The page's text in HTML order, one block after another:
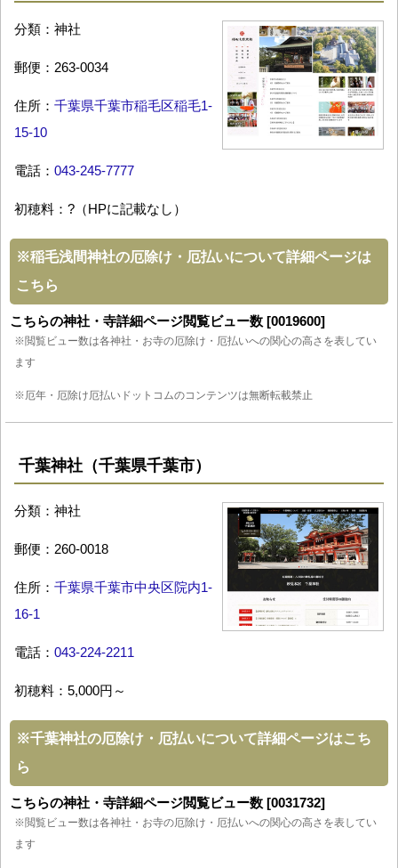
分類：神社
郵便：263-0034
住所： 千葉県千葉市稲毛区稲毛1-
15-10
電話： 043-245-7777
初穂料：?（HPに記載なし）
※稲毛浅間神社の厄除け・厄払いについて詳細ページは
こちら
こちらの神社・寺詳細ページ閲覧ビュー数 [0019600]
※閲覧ビュー数は各神社・お寺の厄除け・厄払いへの関心の高さを表してい
ます
※厄年・厄除け厄払いドットコムのコンテンツは無断転載禁止
千葉神社（千葉県千葉市）
分類：神社
郵便：260-0018
住所： 千葉県千葉市中央区院内1-
16-1
電話： 043-224-2211
初穂料：5,000円～
※千葉神社の厄除け・厄払いについて詳細ページはこち
ら
こちらの神社・寺詳細ページ閲覧ビュー数 [0031732]
※閲覧ビュー数は各神社・お寺の厄除け・厄払いへの関心の高さを表してい
ます